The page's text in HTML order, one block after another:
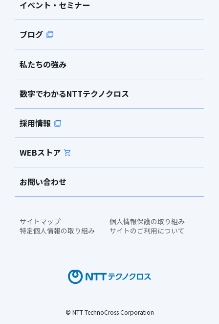
イベント・セミナー
ブログ
私たちの強み
数字でわかるNTTテクノクロス
採用情報
WEBストア
お問い合わせ
サイトマップ
個人情報保護の取り組み
特定個人情報の取り組み
サイトのご利用について
© NTT TechnoCross Corporation